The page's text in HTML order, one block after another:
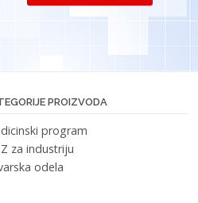
PROIZVODA
program
za industriju
odela